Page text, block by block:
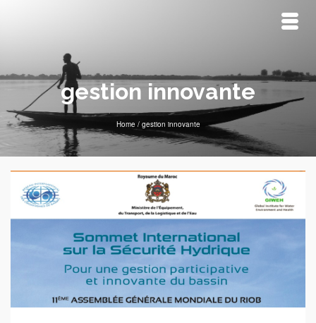
gestion innovante
Home / gestion innovante